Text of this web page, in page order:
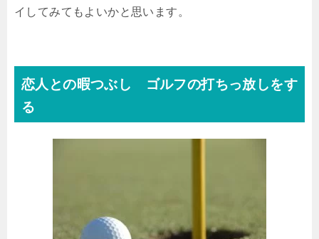
イしてみてもよいかと思います。
恋人との暇つぶし ゴルフの打ちっ放しをす
る